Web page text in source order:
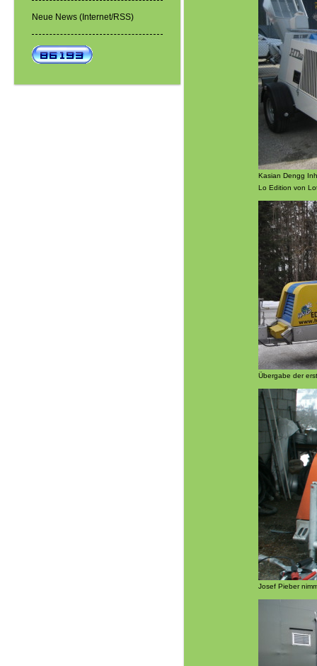
Neue News (Internet/RSS)
Kasian Dengg
Lo Edition von
Übergabe der
Josef Pieber